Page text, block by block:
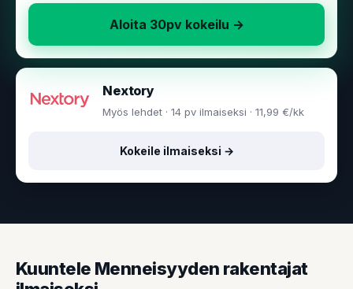
Aloita 30pv kokeilu →
Nextory
Myös lehdet · 14 pv ilmaiseksi · 11,99 €/kk
Kokeile ilmaiseksi →
Kuuntele Menneisyyden rakentajat